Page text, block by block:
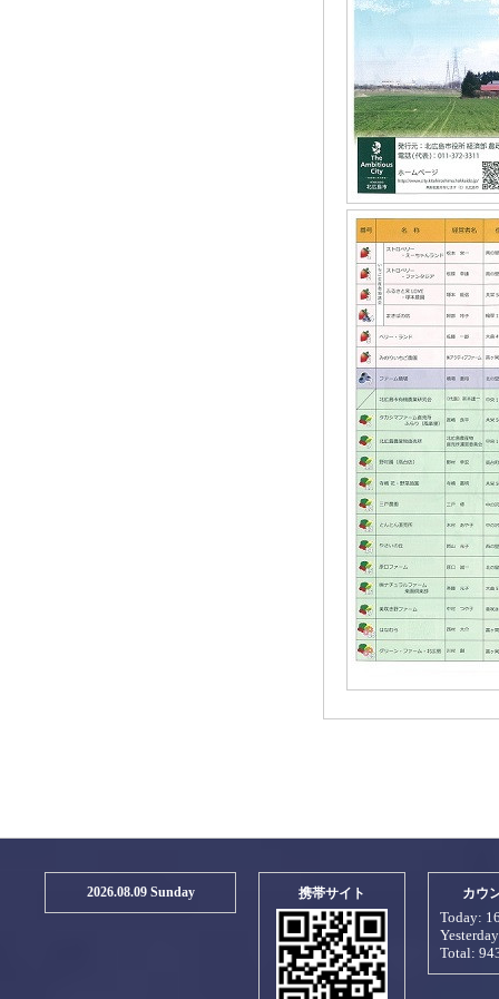
2026.08.09 Sunday 携帯サイト カウ
Today:
Total: